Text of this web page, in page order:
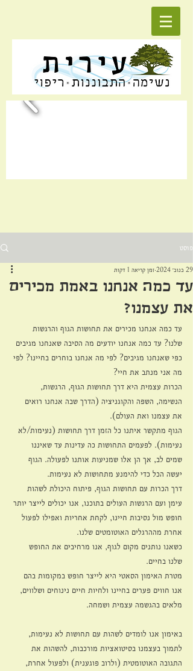
פוסט
עד כמה אנחנו באמת מכירים
את עצמנו?
29 בנוב׳ 2024 זמן קריאה 1 דקות
עד כמה אנחנו מכירים את תחושות הגוף והרגשות
שלנו? עד כמה אנחנו יודעים מה הסיבה שאנחנו מגיבים
כפי שאנחנו מגיבים? לפי מה אנחנו בוחרים בחיינו? לפי
מה אני מנתב את חיי?
הכרות עצמית היא דרך תחושות הגוף, הרגשות,
הנשימה, השפה והקוגניציה (הדרך שבה אנחנו רואים
את עצמנו ואת העולם).
הגוף מתקשר איתנו כל הזמן דרך תחושות (נעימות/לא
נעימות). לפעמים התחושות כה עדינות עד שאיננו
שמים לב, אך הן אלו שמניעות אותנו לפעולה. הגוף
יעשה הכל כדי להימנע מתחושות לא נעימות.
דרך הכרות עם תחושות הגוף, פיתוח היכולת לשהות
עימן ועם הרגשות העולים בתוכנו, אנו יכולים לייצר יותר
חופש מול נסיבות חיינו, לקחת אחריות ואפילו לפעול
אחרת מההרגלים האוטומטים שלנו.
כשאנו נותנים מקום לגוף, אנו מרחיבים את החופש
שלנו בחיים.
מטרת האימון הסאטי היא לייצר חופש במקומות בהם
אנו חווים פערים בחיינו ולחיות חיים נינוחים ושלווים,
מלאים בהגשמה עצמית ושמחה.
באימון אנו לומדים לשהות עם תחושות לא נעימות,
לתמוך בעצמנו בסיטואציות מורכבות, להשהות את
התגובה האוטומטית (ולרוב פוגענית) ולפעול אחרת,